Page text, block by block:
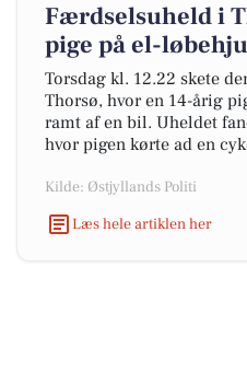
Færdselsuheld i
pige på el-
Torsdag kl. 12.22 skete
Thorsø, hvor en 14-årig
ramt af en bil. Uheldet
hvor pigen kørte ad en
Kilde: Østjyllands Politi
Læs hele artiklen her